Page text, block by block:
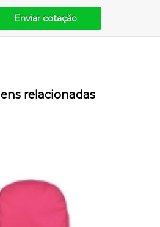
Enviar cotação
relacionadas